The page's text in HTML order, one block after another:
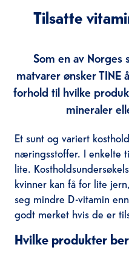
Tilsatte
Som en av Norges
matvarer ønsker TINE
forhold til hvilke
mineraler
Et sunt og variert
næringsstoffer. I enkelte
lite.
kvinner kan få for lite
seg mindre D-vitamin
godt merket hvis de er
Hvilke produkter